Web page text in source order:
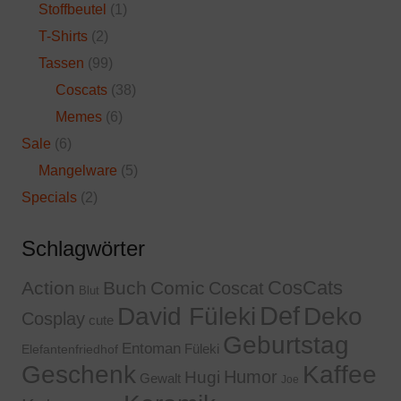
Stoffbeutel (1)
T-Shirts (2)
Tassen (99)
Coscats (38)
Memes (6)
Sale (6)
Mangelware (5)
Specials (2)
Schlagwörter
Action Blut Buch Comic Coscat CosCats
Cosplay cute David Füleki Def Deko
Elefantenfriedhof Entoman Füleki Geburtstag
Geschenk Gewalt Hugi Humor Joe Kaffee